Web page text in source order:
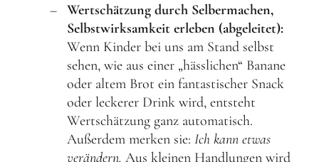
Wertschätzung durch Selbermachen,
Selbstwirksamkeit erleben (abgeleitet):
Wenn Kinder bei uns am Stand selbst
sehen, wie aus einer „hässlichen“ Banane
oder altem Brot ein fantastischer Snack
oder leckerer Drink wird, entsteht
Wertschätzung ganz automatisch.
Außerdem merken sie: Ich kann etwas
verändern. Aus kleinen Handlungen wird